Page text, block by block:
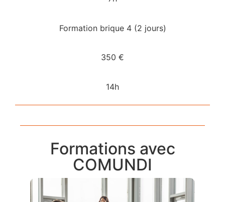
Formation brique 4 (2 jours)
350 €
14h
Formations avec
COMUNDI